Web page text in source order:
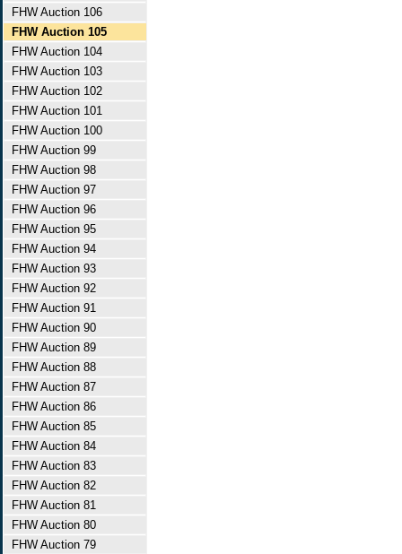
FHW Auction 106
FHW Auction 105
FHW Auction 104
FHW Auction 103
FHW Auction 102
FHW Auction 101
FHW Auction 100
FHW Auction 99
FHW Auction 98
FHW Auction 97
FHW Auction 96
FHW Auction 95
FHW Auction 94
FHW Auction 93
FHW Auction 92
FHW Auction 91
FHW Auction 90
FHW Auction 89
FHW Auction 88
FHW Auction 87
FHW Auction 86
FHW Auction 85
FHW Auction 84
FHW Auction 83
FHW Auction 82
FHW Auction 81
FHW Auction 80
FHW Auction 79